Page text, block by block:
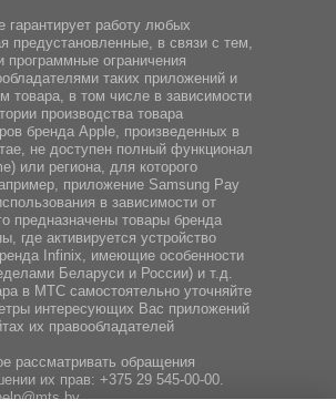
гарантирует работу любых
предустановленные, в связи с тем,
программные ограничения
таких приложений и
товара, в том числе в зависимости
производства товара
бренда Apple, произведенных в
не доступен полный функционал
или региона, для которого
приложение Samsung Pay
в зависимости от
предназначены товары бренда
где активируется устройство
Infiniх, имеющие особенности
Беларуси и России) и т.д.
в МТС самостоятельно уточняйте
интересующих Вас приложений
их правообладателей
рассматривать обращения
их прав: +375 29 545-00-00.